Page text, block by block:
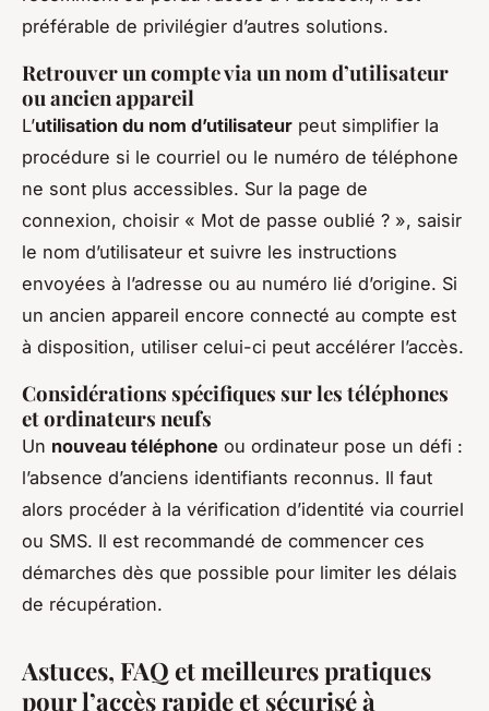
préférable de privilégier d’autres solutions.
Retrouver un compte via un nom d’utilisateur
ou ancien appareil
L’utilisation du nom d’utilisateur peut simplifier la
procédure si le courriel ou le numéro de téléphone
ne sont plus accessibles. Sur la page de
connexion, choisir « Mot de passe oublié ? », saisir
le nom d’utilisateur et suivre les instructions
envoyées à l’adresse ou au numéro lié d’origine. Si
un ancien appareil encore connecté au compte est
à disposition, utiliser celui-ci peut accélérer l’accès.
Considérations spécifiques sur les téléphones
et ordinateurs neufs
Un nouveau téléphone ou ordinateur pose un défi :
l’absence d’anciens identifiants reconnus. Il faut
alors procéder à la vérification d’identité via courriel
ou SMS. Il est recommandé de commencer ces
démarches dès que possible pour limiter les délais
de récupération.
Astuces, FAQ et meilleures pratiques
pour l’accès rapide et sécurisé à